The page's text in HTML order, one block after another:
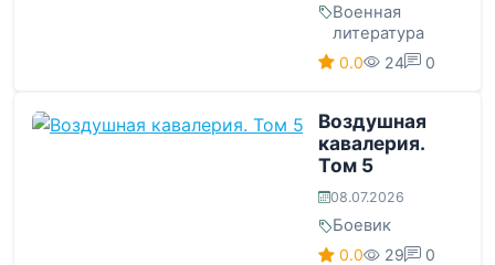
Военная
литература
0.0 24 0
Воздушная
кавалерия.
Том 5
08.07.2026
Боевик
0.0 29 0